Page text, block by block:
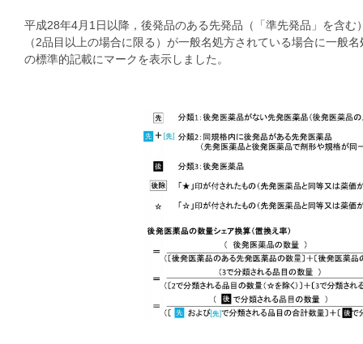
平成28年4月1日以降，後発品のある先発品（「準先発品」を含
（2品目以上の場合に限る）が一般名処方されている場合に一般
の標準的記載にマークを表示しました。